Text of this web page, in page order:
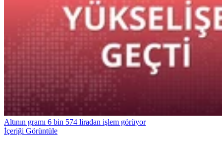
Altının gramı 6 bin 574 liradan işlem görüyor
İçeriği Görüntüle